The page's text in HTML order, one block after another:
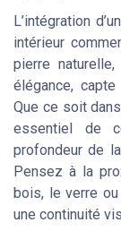
L’intégration
intérieur
pierre
élégance,
Que ce soit
essentiel de
profondeur de
Pensez à la
bois, le verre
une continuité